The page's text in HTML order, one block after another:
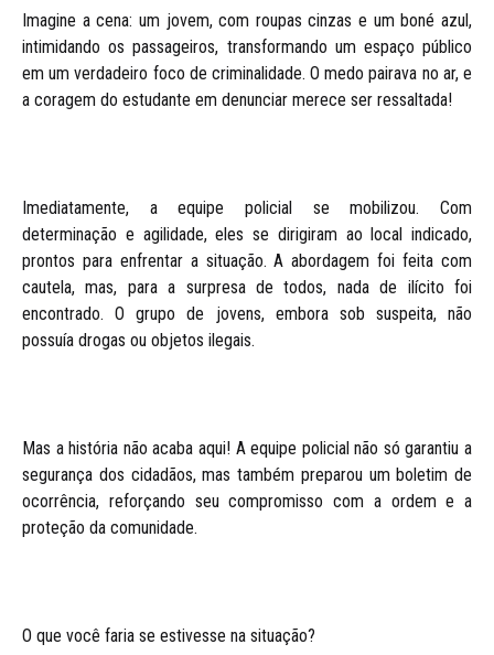
Imagine a cena: um jovem, com roupas cinzas e um boné azul,
intimidando os passageiros, transformando um espaço público
em um verdadeiro foco de criminalidade. O medo pairava no ar, e
a coragem do estudante em denunciar merece ser ressaltada!
Imediatamente, a equipe policial se mobilizou. Com
determinação e agilidade, eles se dirigiram ao local indicado,
prontos para enfrentar a situação. A abordagem foi feita com
cautela, mas, para a surpresa de todos, nada de ilícito foi
encontrado. O grupo de jovens, embora sob suspeita, não
possuía drogas ou objetos ilegais.
Mas a história não acaba aqui! A equipe policial não só garantiu a
segurança dos cidadãos, mas também preparou um boletim de
ocorrência, reforçando seu compromisso com a ordem e a
proteção da comunidade.
O que você faria se estivesse na situação?